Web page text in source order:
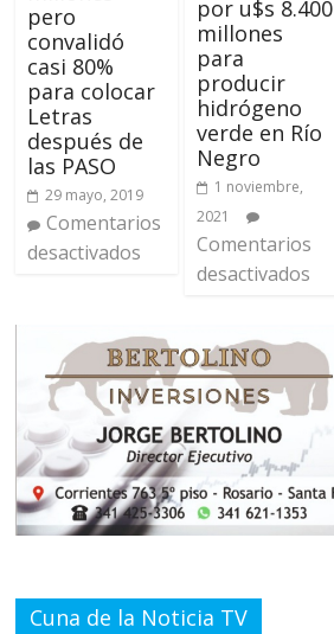
pero
convalidó
casi 80%
para colocar
Letras
después de
las PASO
29 mayo, 2019
Comentarios
desactivados
por u$s 8.400
millones
para
producir
hidrógeno
verde en Río
Negro
1 noviembre,
2021
Comentarios
desactivados
Cuna de la Noticia TV